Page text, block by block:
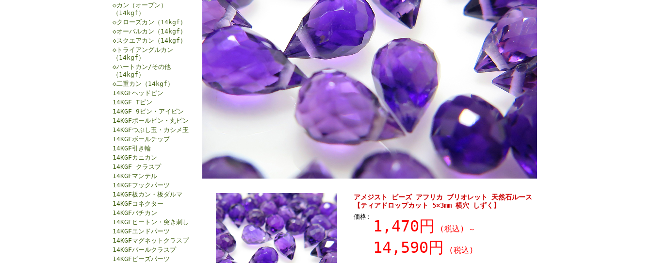
◇カン（オープン）
（14kgf）
◇クローズカン（14kgf）
◇オーバルカン（14kgf）
◇スクエアカン（14kgf）
◇トライアングルカン
（14kgf）
◇ハートカン/その他
（14kgf）
◇二重カン（14kgf）
14KGFヘッドピン
14KGF Tピン
14KGF 9ピン・アイピン
14KGFボールピン・丸ピン
14KGFつぶし玉・カシメ玉
14KGFボールチップ
14KGF引き輪
14KGFカニカン
14KGF クラスプ
14KGFマンテル
14KGFフックパーツ
14KGF板カン・板ダルマ
14KGFコネクター
14KGFバチカン
14KGFヒートン・突き刺し
14KGFエンドパーツ
14KGFマグネットクラスプ
14KGFパールクラスプ
14KGFビーズパーツ
アメジスト ビーズ アフリカ ブリオレット 天然石ルース
【ティアドロップカット 5×3mm 横穴 しずく】
価格:
1,470円 (税込) ～
14,590円 (税込)